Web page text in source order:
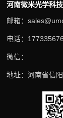
河南微米光学科
邮箱：
电话：
微信：
地址：河南省信